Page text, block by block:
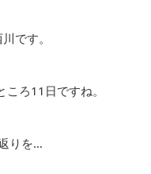
です。
ろ11日ですね。
りを…